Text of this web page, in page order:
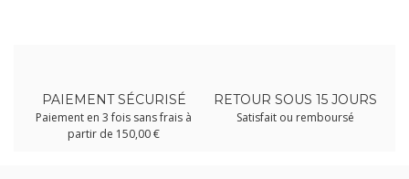
PAIEMENT SÉCURISÉ
Paiement en 3 fois sans frais à
partir de 150,00 €
RETOUR SOUS 15 JOURS
Satisfait ou remboursé